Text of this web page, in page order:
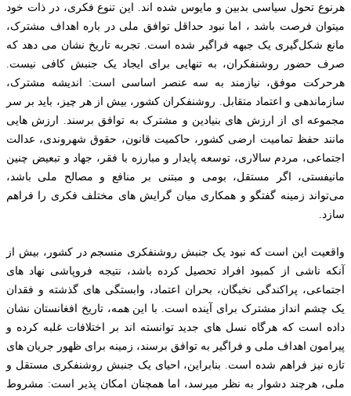
هرنوع تحول سیاسی بدبین و مایوس شده اند. این تنوع فکری، در ذات خود
میتوان فرصت باشد ، اما نبود حداقل توافق ملی در باره اهداف مشترک،
مانع شکل‌گیری یک جبهه فراگیر شده است. تجربه تاریخ نشان می دهد که
صرف حضور روشنفکران، به تنهایی برای ایجاد یک جنبش کافی نیست.
هرحرکت موفق، نیازمند به سه عنصر اساسی است: اندیشه مشترک،
سازماندهی و اعتماد متقابل. روشنفکران کشور، بیش از هر چیز، باید بر سر
مجموعه ای از ارزش های بنیادین و مشترک به توافق برسند. ارزش هایی
مانند حفظ تمامیت ارضی کشور، حاکمیت قانون، حقوق شهروندی، عدالت
اجتماعی، مردم سالاری، توسعه پایدار و مبارزه با فقر، جهاد و تبعيض چنین
مانیفستی، اگر مستقل، بومی و مبتنی بر منافع و مصالح ملی باشد،
می‌تواند زمینه گفتگو و همکاری میان گرایش های مختلف فکری را فراهم
سازد.
واقعیت این است که نبود یک جنبش روشنفکری منسجم در کشور، بیش از
آنکه ناشی از کمبود افراد تحصیل کرده باشد، نتیجه فروپاشی نهاد های
اجتماعی، پراکندگی نخبگان، بحران اعتماد، وابستگی های گذشته و فقدان
یک چشم انداز مشترک برای آینده است. با این همه، تاریخ افغانستان نشان
داده است که هرگاه نسل های جدید توانسته اند بر اختلافات غلبه کرده و
پیرامون اهداف ملی و فراگیر به توافق برسند، زمینه برای ظهور جریان های
تازه نیز فراهم شده است. بنابراین، احیای یک جنبش روشنفکری مستقل و
ملی، هرچند دشوار به نظر میرسد، اما همچنان امکان پذیر است: مشروط